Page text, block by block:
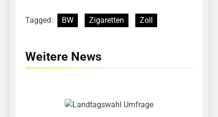
Tagged: BW Zigaretten Zoll
Weitere News